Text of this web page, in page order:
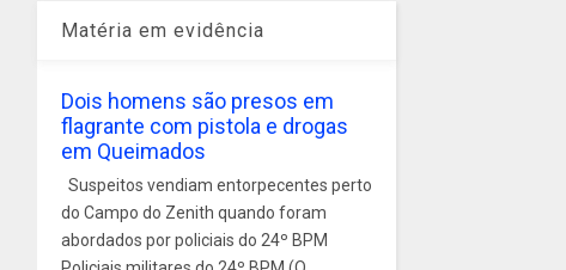
Matéria em evidência
Dois homens são presos em
flagrante com pistola e drogas
em Queimados
Suspeitos vendiam entorpecentes perto
do Campo do Zenith quando foram
abordados por policiais do 24º BPM